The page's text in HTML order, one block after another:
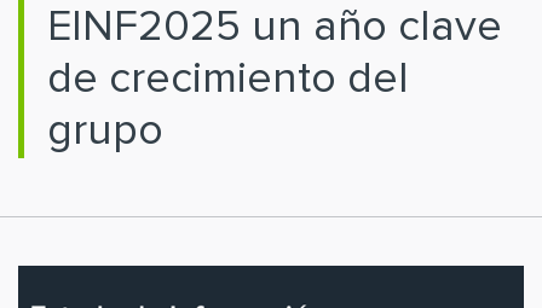
EINF2025 un año clave
de crecimiento del
grupo